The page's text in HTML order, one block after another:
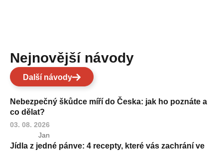
Nejnovější návody
Další návody
Nebezpečný škůdce míří do Česka: jak ho poznáte a
co dělat?
03. 08. 2026
Jan
Jídla z jedné pánve: 4 recepty, které vás zachrání ve